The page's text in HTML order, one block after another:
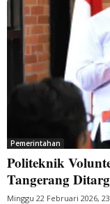
Pemerintahan
Politeknik
Tangerang
Minggu 22 Februari 2026,